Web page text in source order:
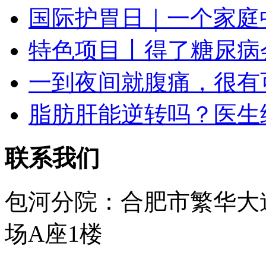
国际护胃日｜一个家
特色项目丨得了糖尿
一到夜间就腹痛，很
脂肪肝能逆转吗？医
联系我们
包河分院：合肥市繁华
场A座1楼